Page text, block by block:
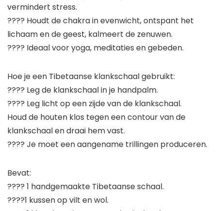
vermindert stress.
???? Houdt de chakra in evenwicht, ontspant het
lichaam en de geest, kalmeert de zenuwen.
???? Ideaal voor yoga, meditaties en gebeden.
Hoe je een Tibetaanse klankschaal gebruikt:
???? Leg de klankschaal in je handpalm.
???? Leg licht op een zijde van de klankschaal.
Houd de houten klos tegen een contour van de
klankschaal en draai hem vast.
???? Je moet een aangename trillingen produceren.
Bevat:
???? 1 handgemaakte Tibetaanse schaal.
????1 kussen op vilt en wol.